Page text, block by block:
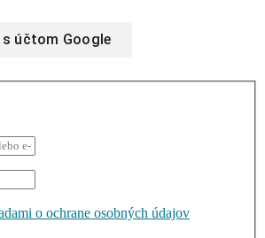
účtom Google
o ochrane osobných údajov